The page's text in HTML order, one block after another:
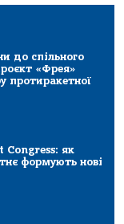
до спільного
«Фрея»
протиракетної
Congress: як
формують нові